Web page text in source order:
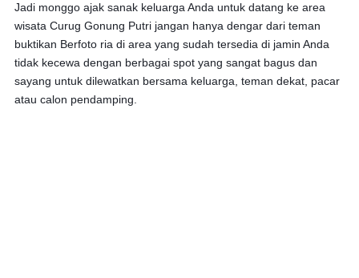
Jadi monggo ajak sanak keluarga Anda untuk datang ke area
wisata Curug Gonung Putri jangan hanya dengar dari teman
buktikan Berfoto ria di area yang sudah tersedia di jamin Anda
tidak kecewa dengan berbagai spot yang sangat bagus dan
sayang untuk dilewatkan bersama keluarga, teman dekat, pacar
atau calon pendamping.